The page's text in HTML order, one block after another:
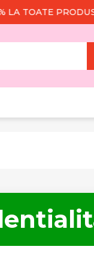
PRODUSELE